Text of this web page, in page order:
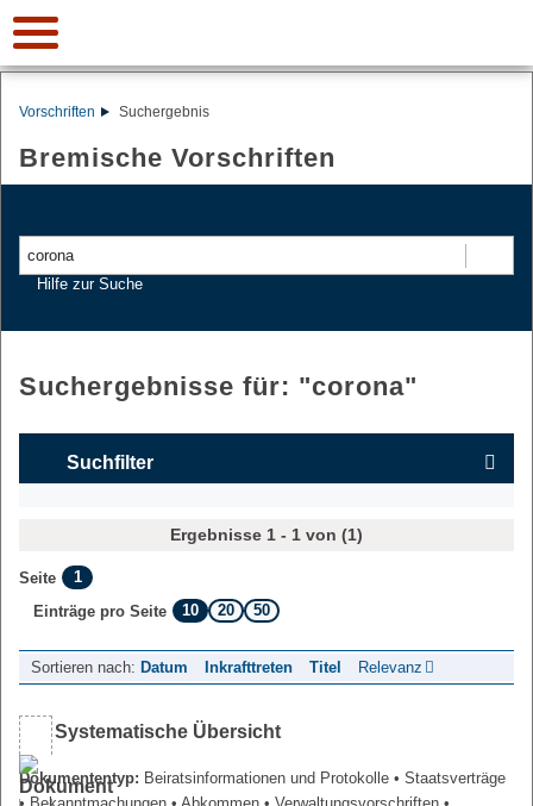
Vorschriften Suchergebnis
Bremische Vorschriften
Hilfe zur Suche
Suchergebnisse für: "corona"
Suchfilter
Ergebnisse 1 - 1 von (1)
Seite
1
Einträge pro Seite
10 20 50
Sortieren nach: Datum Inkrafttreten Titel Relevanz
Systematische Übersicht
Dokumententyp: Beiratsinformationen und Protokolle • Staatsverträge